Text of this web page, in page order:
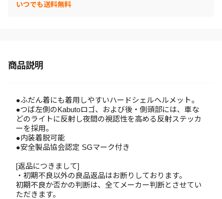
いつでも送料無料
商品説明
●ふだん着にも着用しやすいハードシェルヘルメット。
●つば左側のKabutoロゴ、および後・側頭部には、車な
どのライトに反射し夜間の視認性を高める反射ステッカ
ーを採用。
●内装着脱可能
●安全製品協会認定 SGマーク付き
[返品につきまして]
・初期不良以外の良品返品はお断りしております。
初期不良か否かの判断は、全てメーカー判断とさせてい
ただきます。